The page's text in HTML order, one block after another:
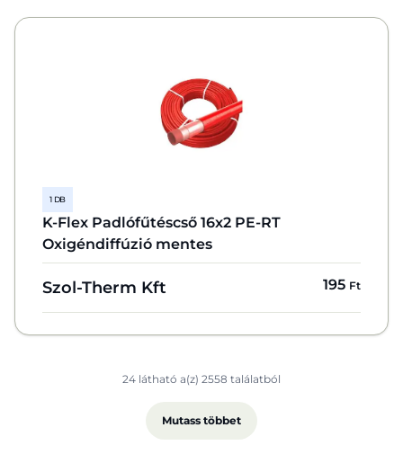
1 DB
K-Flex Padlófűtéscső 16x2 PE-RT
Oxigéndiffúzió mentes
Szol-Therm Kft 195 Ft
24 látható a(z) 2558 találatból
Mutass többet